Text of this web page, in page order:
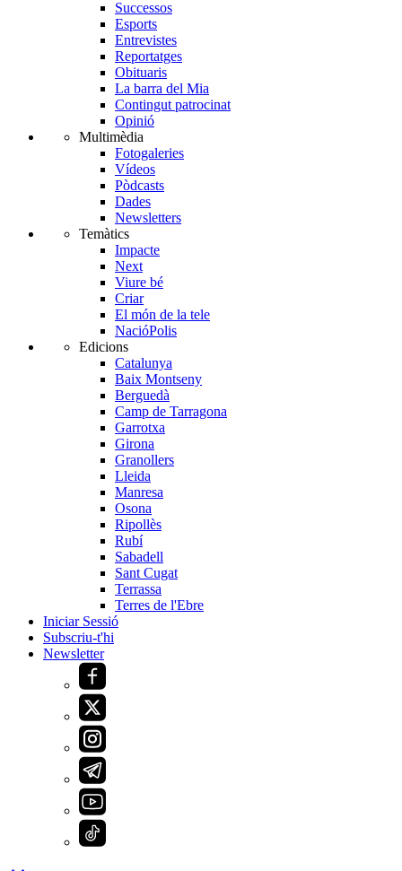
Successos
Esports
Entrevistes
Reportatges
Obituaris
La barra del Mia
Contingut patrocinat
Opinió
Multimèdia
Fotogaleries
Vídeos
Pòdcasts
Dades
Newsletters
Temàtics
Impacte
Next
Viure bé
Criar
El món de la tele
NacióPolis
Edicions
Catalunya
Baix Montseny
Berguedà
Camp de Tarragona
Garrotxa
Girona
Granollers
Lleida
Manresa
Osona
Ripollès
Rubí
Sabadell
Sant Cugat
Terrassa
Terres de l'Ebre
Iniciar Sessió
Subscriu-t'hi
Newsletter